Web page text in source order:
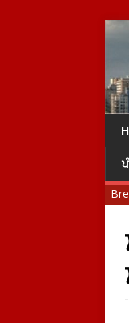
ਨੇ ਹਰਦੀਪ ਨਿੱਝਰ ਦੀ